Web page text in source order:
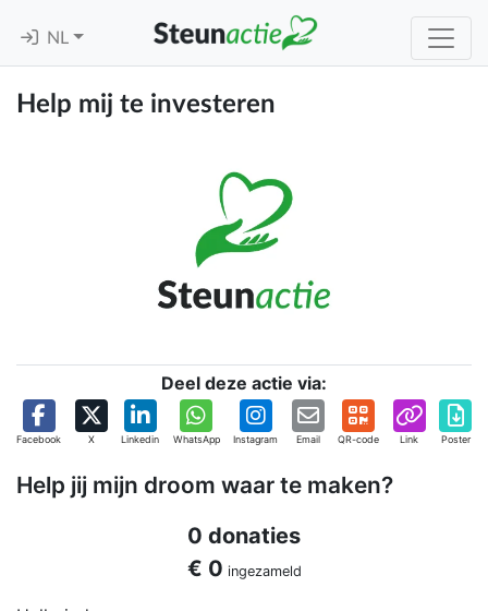
NL
Help mij te investeren
Deel deze actie via:
Facebook X Linkedin WhatsApp Instagram Email QR-code Link Poster
Help jij mijn droom waar te maken?
0 donaties
€ 0 ingezameld